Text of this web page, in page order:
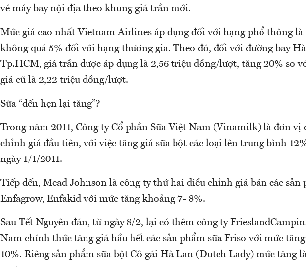
vé máy bay nội địa theo khung giá trần mới.
Mức giá cao nhất Vietnam Airlines áp dụng đối với hạng phổ thông là
không quá 5% đối với hạng thương gia. Theo đó, đối với đường bay
Tp.HCM, giá trần được áp dụng là 2,56 triệu đồng/lượt, tăng 20% so
giá cũ là 2,22 triệu đồng/lượt.
Sữa “đến hẹn lại tăng”?
Trong năm 2011, Công ty Cổ phần Sữa Việt Nam (Vinamilk) là đơn vị
chỉnh giá đầu tiên, với việc tăng giá sữa bột các loại lên trung bình
ngày 1/1/2011.
Tiếp đến, Mead Johnson là công ty thứ hai điều chỉnh giá bán các sản
Enfagrow, Enfakid với mức tăng khoảng 7- 8%.
Sau Tết Nguyên đán, từ ngày 8/2, lại có thêm công ty
Nam chính thức tăng giá hầu hết các sản phẩm sữa Friso với mức
10%. Riêng sản phẩm sữa bột Cô gái Hà Lan (Dutch Lady) mức tăng